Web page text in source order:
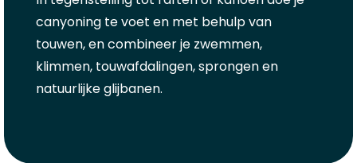
canyoning te voet en met behulp van
touwen, en combineer je zwemmen,
klimmen, touwafdalingen, sprongen en
natuurlijke glijbanen.